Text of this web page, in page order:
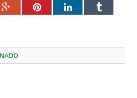
Google+PinterestLinkedInTumblr